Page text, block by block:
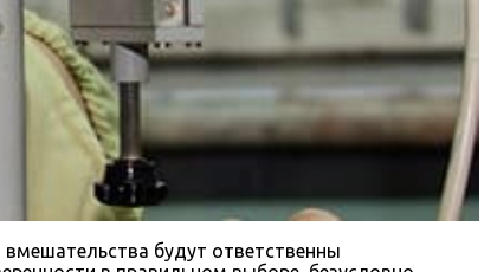
будут ответственны